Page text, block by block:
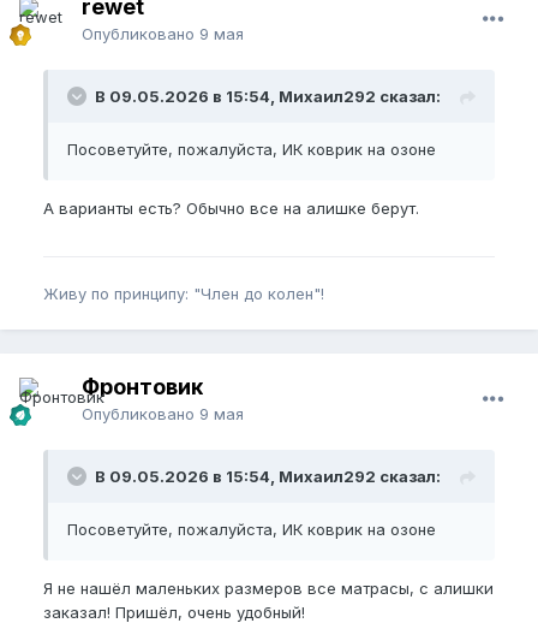
rewet
Опубликовано 9 мая
В 09.05.2026 в 15:54, Михаил292 сказал:
Посоветуйте, пожалуйста, ИК коврик на озоне
А варианты есть? Обычно все на алишке берут.
Живу по принципу: "Член до колен"!
Фронтовик
Опубликовано 9 мая
В 09.05.2026 в 15:54, Михаил292 сказал:
Посоветуйте, пожалуйста, ИК коврик на озоне
Я не нашёл маленьких размеров все матрасы, с алишки
заказал! Пришёл, очень удобный!